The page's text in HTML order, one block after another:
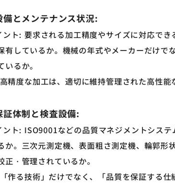
とメンテナンス状況:
ント: 要求される加工精度やサイズに対応で
有しているか。機械の年式やメーカーだけ
るか。
精度な加工は、適切に維持管理された高性能
体制と検査設備:
ント: ISO9001などの品質マネジメントシス
か。三次元測定機、表面粗さ測定機、輪郭
正・管理されているか。
作る技術」だけでなく、「品質を保証する仕